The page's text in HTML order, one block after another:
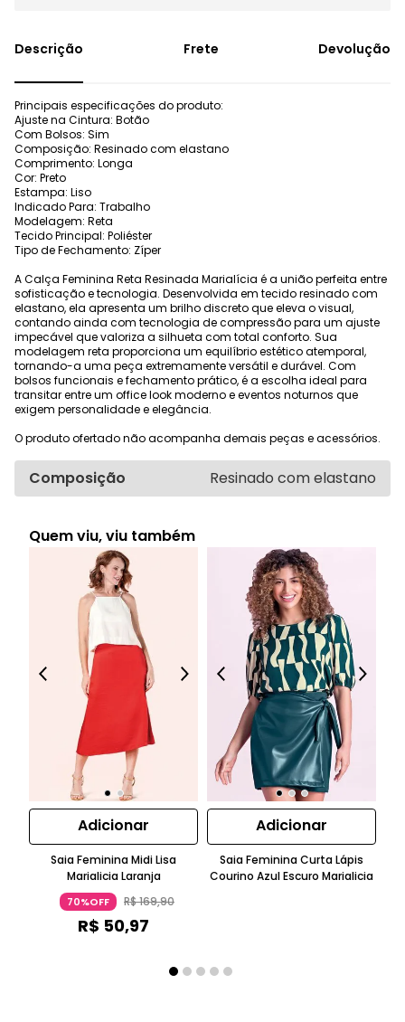
Frete Devolução
Principais especificações do produto:
Ajuste na Cintura: Botão
Com Bolsos: Sim
Composição: Resinado com elastano
Comprimento: Longa
Cor: Preto
Estampa: Liso
Indicado Para: Trabalho
Modelagem: Reta
Tecido Principal: Poliéster
Tipo de Fechamento: Zíper
A Calça Feminina Reta Resinada Marialícia é a união perfeita entre
sofisticação e tecnologia. Desenvolvida em tecido resinado com
elastano, ela apresenta um brilho discreto que eleva o visual,
contando ainda com tecnologia de compressão para um ajuste
impecável que valoriza a silhueta com total conforto. Sua
modelagem reta proporciona um equilíbrio estético atemporal,
tornando-a uma peça extremamente versátil e durável. Com
bolsos funcionais e fechamento prático, é a escolha ideal para
transitar entre um office look moderno e eventos noturnos que
exigem personalidade e elegância.
O produto ofertado não acompanha demais peças e acessórios.
Composição Resinado com elastano
Quem viu, viu também
Adicionar
Saia Feminina Midi Lisa
Marialicia Laranja
70%OFF R$169,90
R$ 50,97
Adicionar
Saia Feminina Curta Lápis
Courino Azul Escuro Marialicia